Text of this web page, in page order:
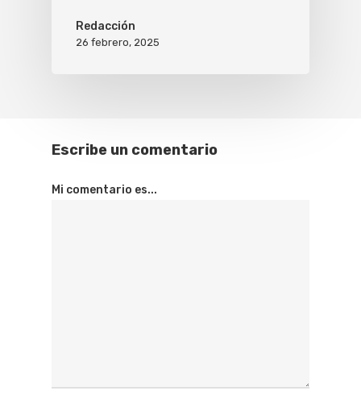
Redacción
26 febrero, 2025
Escribe un comentario
Mi comentario es...